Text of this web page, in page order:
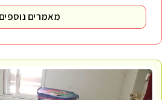
מאמרים נוספים